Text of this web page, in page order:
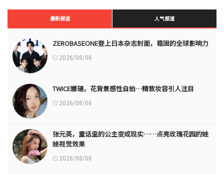
最新报道 人气报道
ZEROBASEONE登上日本杂志封面，稳固的全球影响力
2026/08/06
TWICE娜璉，花背景感性自拍…精致妆容引人注目
2026/08/06
张元英，童话里的公主变成现实……点亮玫瑰花园的娃
娃视觉效果
2026/08/06